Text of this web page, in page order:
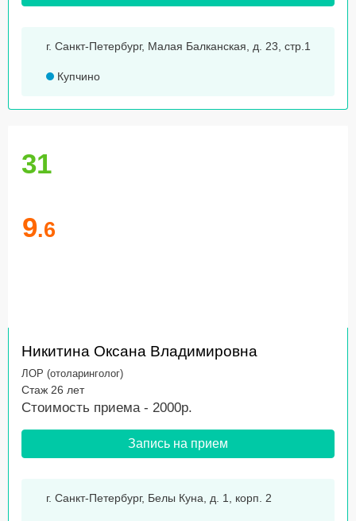
г. Санкт-Петербург, Малая Балканская, д. 23, стр.1
Купчино
31
9.6
Никитина Оксана Владимировна
ЛОР (отоларинголог)
Стаж 26 лет
Стоимость приема - 2000р.
Запись на прием
г. Санкт-Петербург, Белы Куна, д. 1, корп. 2